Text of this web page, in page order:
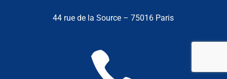
44 rue de la Source – 75016 Paris